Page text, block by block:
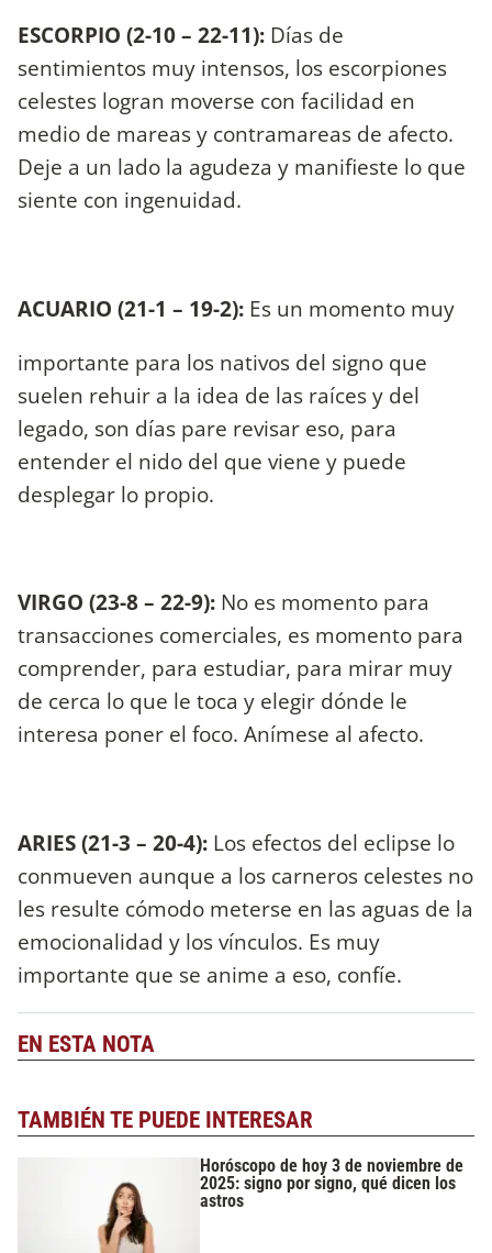
ESCORPIO (2-10 – 22-11): Días de
sentimientos muy intensos, los escorpiones
celestes logran moverse con facilidad en
medio de mareas y contramareas de afecto.
Deje a un lado la agudeza y manifieste lo que
siente con ingenuidad.
ACUARIO (21-1 – 19-2): Es un momento muy
importante para los nativos del signo que
suelen rehuir a la idea de las raíces y del
legado, son días pare revisar eso, para
entender el nido del que viene y puede
desplegar lo propio.
VIRGO (23-8 – 22-9): No es momento para
transacciones comerciales, es momento para
comprender, para estudiar, para mirar muy
de cerca lo que le toca y elegir dónde le
interesa poner el foco. Anímese al afecto.
ARIES (21-3 – 20-4): Los efectos del eclipse lo
conmueven aunque a los carneros celestes no
les resulte cómodo meterse en las aguas de la
emocionalidad y los vínculos. Es muy
importante que se anime a eso, confíe.
EN ESTA NOTA
TAMBIÉN TE PUEDE INTERESAR
Horóscopo de hoy 3 de noviembre de
2025: signo por signo, qué dicen los
astros